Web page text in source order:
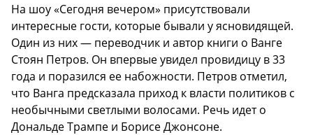
На шоу «Сегодня вечером» присутствовали
интересные гости, которые бывали у ясновидящей.
Один из них — переводчик и автор книги о Ванге
Стоян Петров. Он впервые увидел провидицу в 33
года и поразился ее набожности. Петров отметил,
что Ванга предсказала приход к власти политиков с
необычными светлыми волосами. Речь идет о
Дональде Трампе и Борисе Джонсоне.